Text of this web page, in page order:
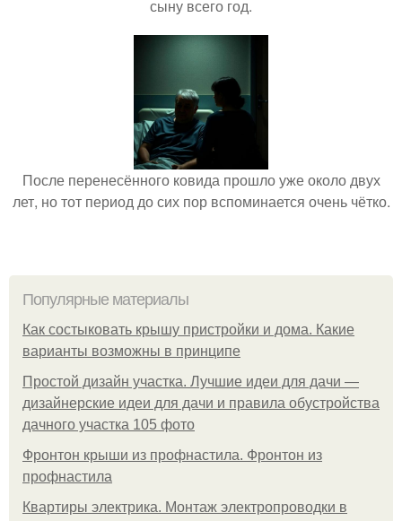
сыну всего год.
После перенесённого ковида прошло уже около двух
лет, но тот период до сих пор вспоминается очень чётко.
Популярные материалы
Как состыковать крышу пристройки и дома. Какие
варианты возможны в принципе
Простой дизайн участка. Лучшие идеи для дачи —
дизайнерские идеи для дачи и правила обустройства
дачного участка 105 фото
Фронтон крыши из профнастила. Фронтон из
профнастила
Квартиры электрика. Монтаж электропроводки в